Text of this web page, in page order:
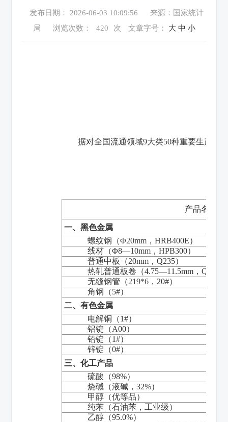
发布日期： 2026-06-03 10:09:56
来源：国家统计
局
浏览次数： 420 次 文章字号： 大 中 小
据对全国流通领域9大类50种重要生产资
产品名称
一、黑色金属
螺纹钢（Φ20mm， HRB400E）
线材（Φ8—10mm， HPB300）
普通中板（20mm， Q235）
热轧普通板卷（4.75—11.5mm， Q235
无缝钢管（219*6， 20#）
角钢（5#）
二、有色金属
电解铜（1#）
铝锭（A00）
铅锭（1#）
锌锭（0#）
三、化工产品
硫酸（98%）
烧碱（液碱， 32%）
甲醇（优等品）
纯苯（石油苯，工业级）
乙醇（95.0%）